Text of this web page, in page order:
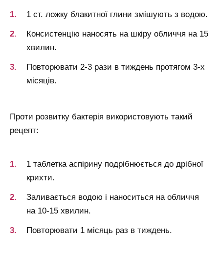
1 ст. ложку блакитної глини змішують з водою.
Консистенцію наносять на шкіру обличчя на 15
хвилин.
Повторювати 2-3 рази в тиждень протягом 3-х
місяців.
Проти розвитку бактерія використовують такий
рецепт:
1 таблетка аспірину подрібнюється до дрібної
крихти.
Заливається водою і наноситься на обличчя
на 10-15 хвилин.
Повторювати 1 місяць раз в тиждень.